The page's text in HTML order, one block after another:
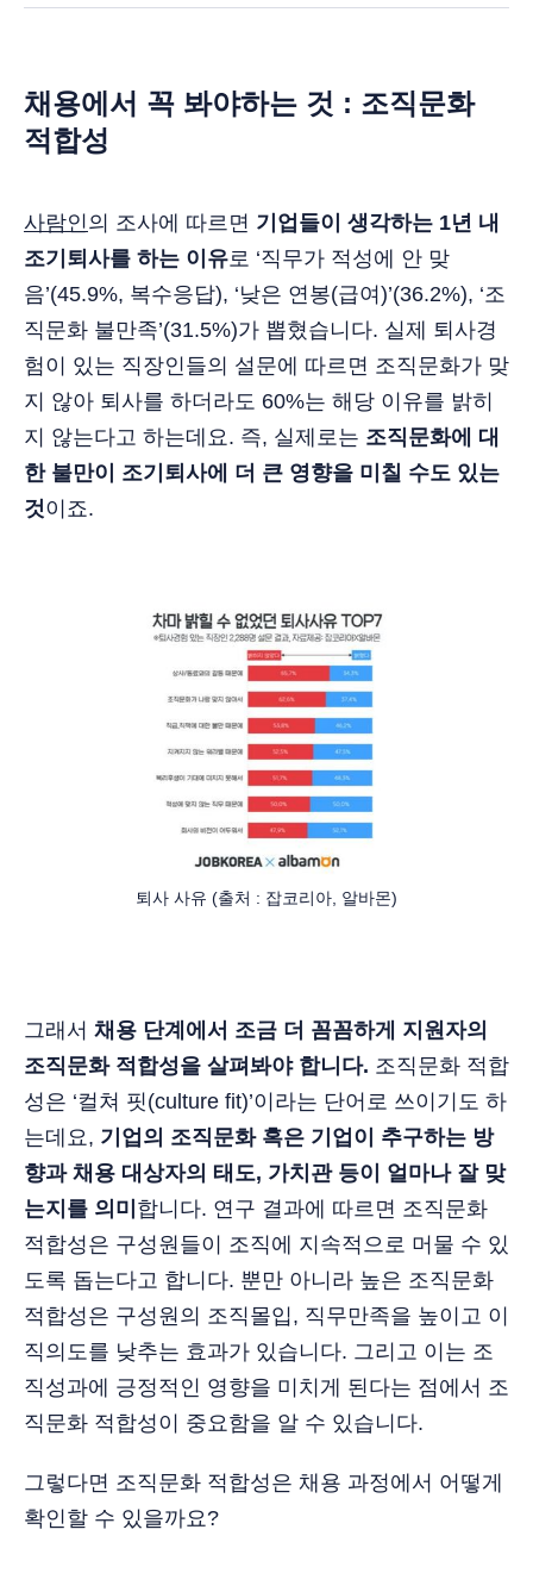
채용에서 꼭 봐야하는 것 : 조직문화
적합성
사람인 의 조사에 따르면 기업들이 생각하는 1년 내
조기퇴사를 하는 이유로 ‘직무가 적성에 안 맞
음’(45.9%, 복수응답), ‘낮은 연봉(급여)’(36.2%), ‘조
직문화 불만족’(31.5%)가 뽑혔습니다. 실제 퇴사경
험이 있는 직장인들의 설문에 따르면 조직문화가 맞
지 않아 퇴사를 하더라도 60%는 해당 이유를 밝히
지 않는다고 하는데요. 즉, 실제로는 조직문화에 대
한 불만이 조기퇴사에 더 큰 영향을 미칠 수도 있는
것이죠.
퇴사 사유 (출처 : 잡코리아, 알바몬)
그래서 채용 단계에서 조금 더 꼼꼼하게 지원자의
조직문화 적합성을 살펴봐야 합니다. 조직문화 적합
성은 ‘컬쳐 핏(culture fit)’이라는 단어로 쓰이기도 하
는데요, 기업의 조직문화 혹은 기업이 추구하는 방
향과 채용 대상자의 태도, 가치관 등이 얼마나 잘 맞
는지를 의미 합니다. 연구 결과에 따르면 조직문화
적합성은 구성원들이 조직에 지속적으로 머물 수 있
도록 돕는다고 합니다. 뿐만 아니라 높은 조직문화
적합성은 구성원의 조직몰입, 직무만족을 높이고 이
직의도를 낮추는 효과가 있습니다. 그리고 이는 조
직성과에 긍정적인 영향을 미치게 된다는 점에서 조
직문화 적합성이 중요함을 알 수 있습니다.
그렇다면 조직문화 적합성은 채용 과정에서 어떻게
확인할 수 있을까요?